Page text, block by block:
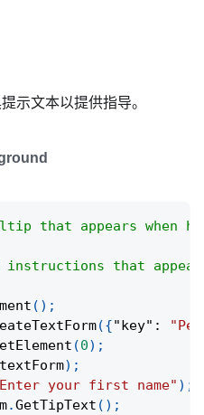
示文本以提供指导。
that appears when
that
( ) ;
({"key" :
(0) ;
textForm) ;
your first name" ) ;
.GetTipText ( ) ;